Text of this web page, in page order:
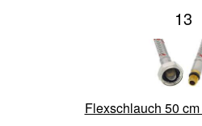
13
Flexschlauch 50